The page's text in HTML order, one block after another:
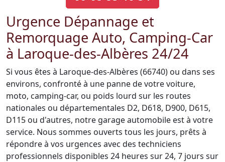
Urgence Dépannage et
Remorquage Auto, Camping-Car
à Laroque-des-Albères 24/24
Si vous êtes à Laroque-des-Albères (66740) ou dans ses
environs, confronté à une panne de votre voiture,
moto, camping-car, ou poids lourd sur les routes
nationales ou départementales D2, D618, D900, D615,
D115 ou d'autres, notre garage automobile est à votre
service. Nous sommes ouverts tous les jours, prêts à
répondre à vos urgences avec des techniciens
professionnels disponibles 24 heures sur 24, 7 jours sur